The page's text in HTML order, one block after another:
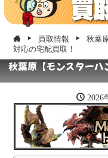
買取情報
秋葉
対応の宅配買取！
秋葉原【モンスター
2026